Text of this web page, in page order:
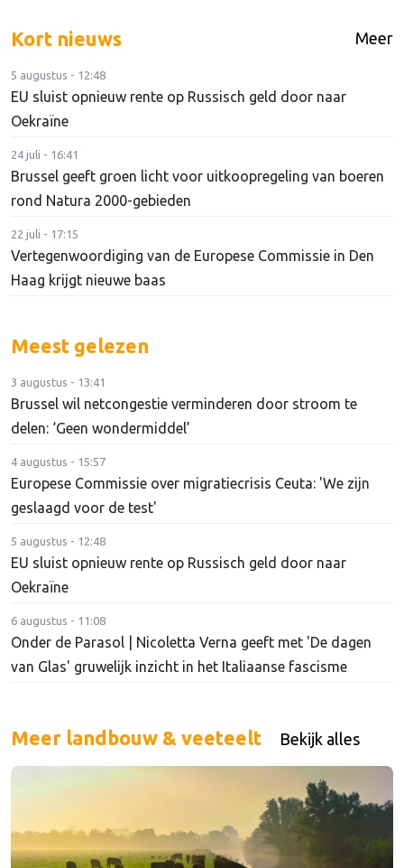
Kort nieuws Meer
5 augustus - 12:48
EU sluist opnieuw rente op Russisch geld door naar
Oekraïne
24 juli - 16:41
Brussel geeft groen licht voor uitkoopregeling van boeren
rond Natura 2000-gebieden
22 juli - 17:15
Vertegenwoordiging van de Europese Commissie in Den
Haag krijgt nieuwe baas
Meest gelezen
3 augustus - 13:41
Brussel wil netcongestie verminderen door stroom te
delen: ‘Geen wondermiddel’
4 augustus - 15:57
Europese Commissie over migratiecrisis Ceuta: 'We zijn
geslaagd voor de test'
5 augustus - 12:48
EU sluist opnieuw rente op Russisch geld door naar
Oekraïne
6 augustus - 11:08
Onder de Parasol | Nicoletta Verna geeft met 'De dagen
van Glas' gruwelijk inzicht in het Italiaanse fascisme
Meer landbouw & veeteelt Bekijk alles